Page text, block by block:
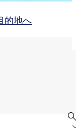
的地へ